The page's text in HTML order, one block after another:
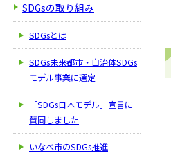
SDGsの取り組み
SDGsとは
SDGs未来都市・自治体SDGs
モデル事業に選定
「SDGs日本モデル」宣言に
賛同しました
いなべ市のSDGs推進